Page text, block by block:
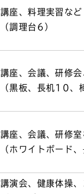
講座、料理実習など
（調理台6）
講座、会議、研修
（黒板、長机10、
講座、会議、研修室
（ホワイトボード
講演会、健康体操